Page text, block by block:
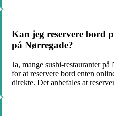
Kan jeg reservere bord
på Nørregade?
Ja, mange sushi-restauranter
for at reservere bord enten
direkte. Det anbefales at